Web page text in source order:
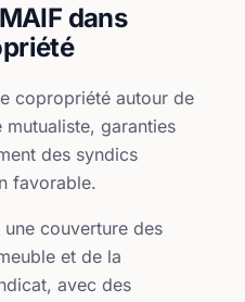
dans
copropriété autour de
garanties
des syndics
favorable.
couverture des
et de la
avec des